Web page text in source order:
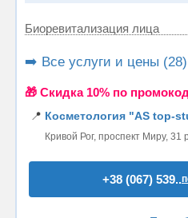
Биоревитализация лица
➡️ Все услуги и цены (28)
🎁 Cкидка 10% по
📍 Косметология "AS top-
Кривой Рог, проспект Миру,
+38 (067) 539..